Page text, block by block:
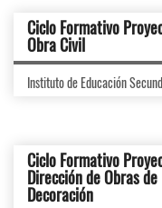
Ciclo Formativo
Obra Civil
Instituto de Educación
Ciclo Formativo
Dirección de Obras de
Decoración